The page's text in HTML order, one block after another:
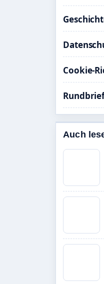
Cookie-
Auch